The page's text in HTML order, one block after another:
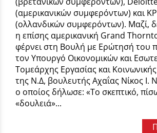
(αμερικανικών συμφερόντων) και
(ολλανδικών συμφερόντων). Μαζί,
η επίσης αμερικανική Grand
φέρνει στη Βουλή με Ερώτησή του
τον Υπουργό Οικονομικών και
Τομεάρχης Εργασίας και
της Ν.Δ, βουλευτής Αχαΐας Νίκος Ι.
ο οποίος δήλωσε: «Το σκεπτικό,
«δουλειά»...